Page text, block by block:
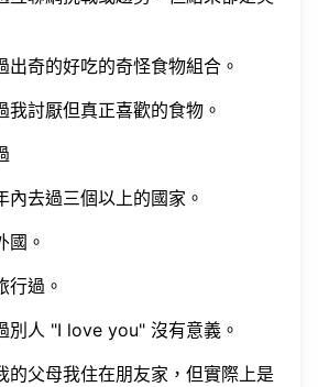
出奇的好吃的奇怪食物組合。
我討厭但真正喜歡的食物。
內去過三個以上的國家。
國。
行過。
別人 "I love you" 沒有意義。
的父母我住在朋友家，但實際上是